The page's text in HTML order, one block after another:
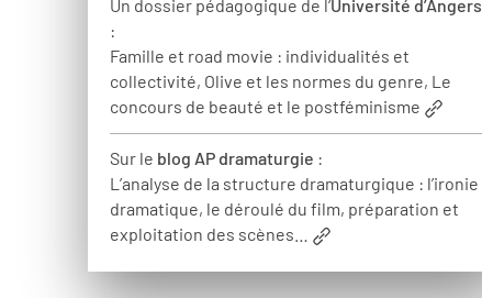
Un dossier pédagogique de l’Université d’Angers
:
Famille et road movie : individualités et
collectivité, Olive et les normes du genre, Le
concours de beauté et le postféminisme
Sur le blog AP dramaturgie :
L’analyse de la structure dramaturgique : l’ironie
dramatique, le déroulé du film, préparation et
exploitation des scènes…